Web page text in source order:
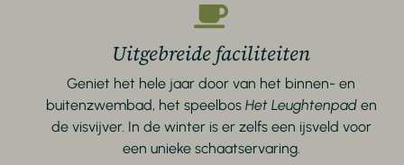
Uitgebreide faciliteiten
Geniet het hele jaar door van het binnen- en
buitenzwembad, het speelbos Het Leughtenpaden
de visvijver. In de winter is er zelfs een ijsveld voor
een unieke schaatservaring.